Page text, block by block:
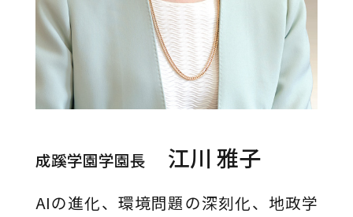
成蹊学園学園長 江川 雅子
AIの進化、環境問題の深刻化、地政学